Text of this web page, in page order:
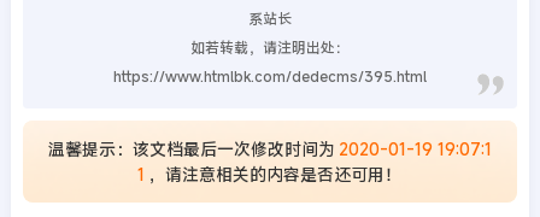
系站长
如若转载，请注明出处：
https://www.htmlbk.com/dedecms/395.html
温馨提示：该文档最后一次修改时间为 2020-01-19 19:07:1
1 ，请注意相关的内容是否还可用！